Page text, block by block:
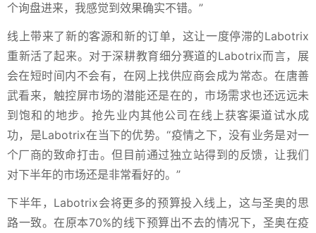
个询盘进来，我感觉到效果确实不错。”
线上带来了新的客源和新的订单，这让一度停滞的Labotrix
重新活了起来。对于深耕教育细分赛道的Labotrix而言，展
会在短时间内不会有，在网上找供应商会成为常态。在唐善
武看来，触控屏市场的潜能还是在的，市场需求也还远远未
到饱和的地步。抢先业内其他公司在线上获客渠道试水成
功，是Labotrix在当下的优势。“疫情之下，没有业务是对一
个厂商的致命打击。但目前通过独立站得到的反馈，让我们
对下半年的市场还是非常看好的。”
下半年，Labotrix会将更多的预算投入线上，这与圣奥的思
路一致。在原本70%的线下预算出不去的情况下，圣奥在疫